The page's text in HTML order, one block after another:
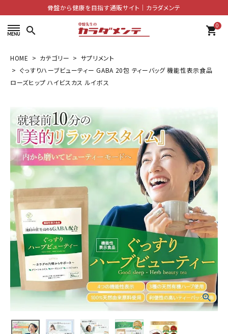
骨盤から健康を目指す通販サイト│カラダメンテ
search 0
shopping_cart
search
ようこそ ゲスト 様
meeting_room ログイン person 会員登録
カテゴリーから探す
実店舗一覧
045-947-3303
営業時間 - 10:00～18:00（定休日 - 土日・祝）
HOME カテゴリー
サプリメント
ぐっすりハーブビューティー GABA 20包 ティーバッグ 機能性表示食品
ローズヒップ ハイビスカス ルイボス